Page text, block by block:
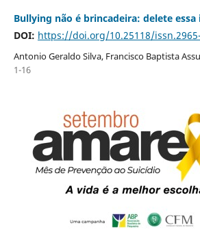
Bullying não é brincadeira: delete essa
DOI: https://doi.org/10.25118/
Antonio Geraldo Silva, Francisco Baptista
1-16